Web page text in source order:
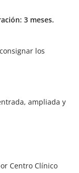
3 meses.
los
ampliada y
Centro Clínico